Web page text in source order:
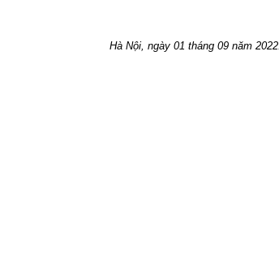
Hà Nội, ngày 01 tháng 09 năm 2022.